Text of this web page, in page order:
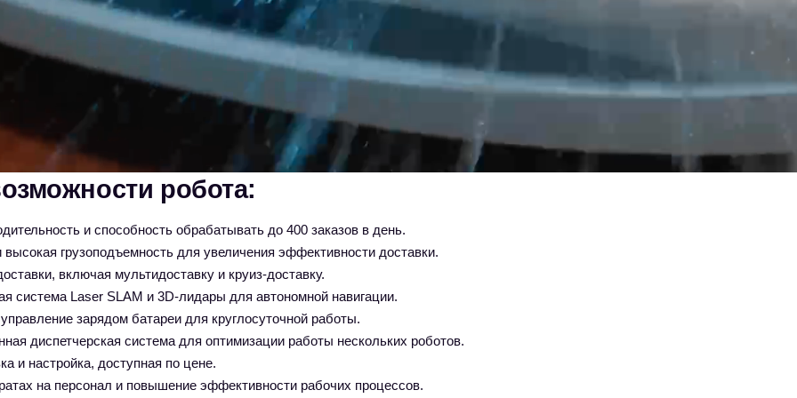
пейджер для вызова, руководство пользователя